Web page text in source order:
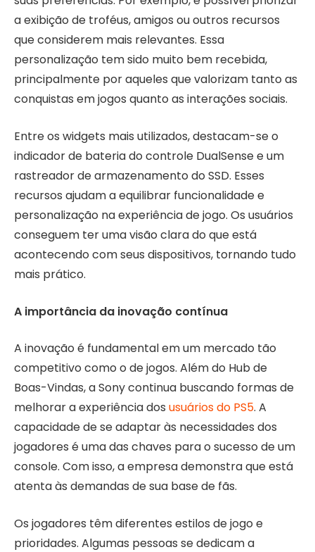
a exibição de troféus, amigos ou outros recursos
que considerem mais relevantes. Essa
personalização tem sido muito bem recebida,
principalmente por aqueles que valorizam tanto as
conquistas em jogos quanto as interações sociais.
Entre os widgets mais utilizados, destacam-se o
indicador de bateria do controle DualSense e um
rastreador de armazenamento do SSD. Esses
recursos ajudam a equilibrar funcionalidade e
personalização na experiência de jogo. Os usuários
conseguem ter uma visão clara do que está
acontecendo com seus dispositivos, tornando tudo
mais prático.
A importância da inovação contínua
A inovação é fundamental em um mercado tão
competitivo como o de jogos. Além do Hub de
Boas-Vindas, a Sony continua buscando formas de
melhorar a experiência dos usuários do PS5. A
capacidade de se adaptar às necessidades dos
jogadores é uma das chaves para o sucesso de um
console. Com isso, a empresa demonstra que está
atenta às demandas de sua base de fãs.
Os jogadores têm diferentes estilos de jogo e
prioridades. Algumas pessoas se dedicam a